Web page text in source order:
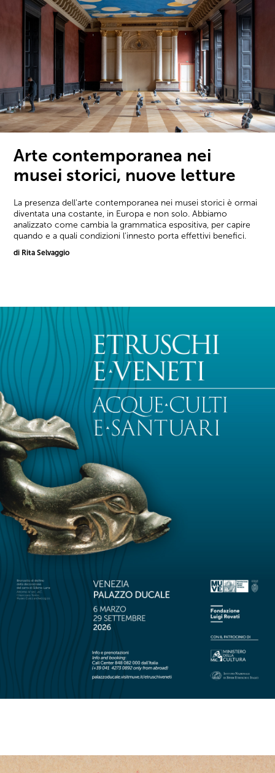
Arte contemporanea nei
musei storici, nuove letture
La presenza dell'arte contemporanea nei musei storici è ormai
diventata una costante, in Europa e non solo. Abbiamo
analizzato come cambia la grammatica espositiva, per capire
quando e a quali condizioni l'innesto porta effettivi benefici.
di Rita Selvaggio